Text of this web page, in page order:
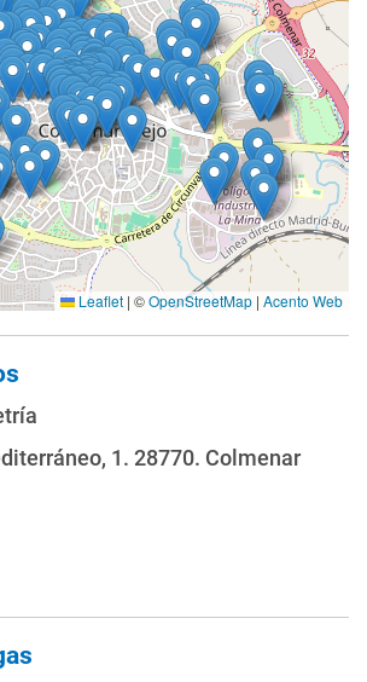
Leaflet | ©OpenStreetMap | Acento Web
1. 28770. Colmenar